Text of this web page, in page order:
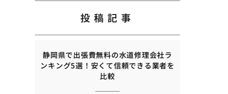
投稿記事
静岡県で出張費無料の水道修理会社ラ
ンキング5選！安くて信頼できる業者を
比較